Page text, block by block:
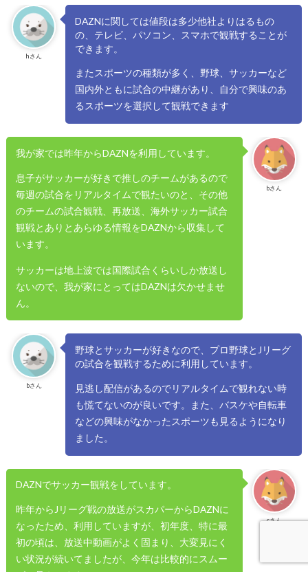
hさん
DAZNに関しては値段は多少他社よりはるもの
の、テレビ、パソコン、スマホで観戦することが
できます。
またスポーツの種類が多く、野球、サッカーなど
国内外ともに試合の中継があり、自分で興味のあ
るスポーツを選択して観戦できます
bさん
我が家では昨年からDAZNを利用しています。
息子がサッカーが好きで推しのチームがあるので
毎週の試合をリアルタイムで観たいのと、その他
のチームの試合観戦、再放送、海外サッカー試合
観戦とありとあらゆる情報をDAZNから収集して
います。
サッカーは地上波では国際試合くらいしか放送し
ないので、我が家にとってはDAZNは欠かせませ
ん。
bさん
野球とサッカーが好きなので、プロ野球とJリーグ
の試合を観戦するために利用しています。
見逃し配信があるのでリアルタイムで観れない時
も慌てないのが良いです。また、バスケや自転車
などの興味がなかったスポーツも見るようになり
ました。
cさん
DAZNでサッカー観戦をしています。
昨年からJリーグ戦の放送がスカパーからDAZNに
なったため、利用していますが、初年度、特に最
初の頃は、放送中動画がよく固まり、大変見にく
い状況が続いてましたが、今年は比較的にスムー